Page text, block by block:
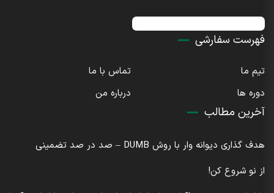
فهرست سفارشی
تیم ما
تماس با ما
دوره ها
درباره من
آخرین مطالب
هدف گذاری دیوانه وار با روش DUMB – صد در صد تضمینی
از نو شروع کن!